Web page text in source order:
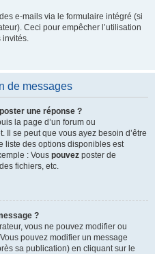
e-mails via le formulaire intégré (si
Ceci pour empêcher l’utilisation
invités.
de messages
une réponse ?
la page d’un forum ou
Il se peut que vous ayez besoin d’être
liste des options disponibles est
: Vous pouvez poster de
fichiers, etc.
?
vous ne pouvez modifier ou
pouvez modifier un message
sa publication) en cliquant sur le